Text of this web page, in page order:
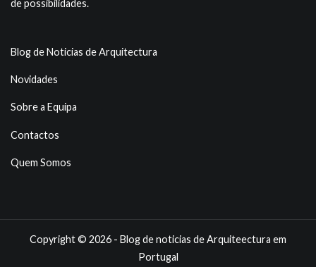
de possibilidades.
Blog de Noticias de Arquitectura
Novidades
Sobre a Equipa
Contactos
Quem Somos
Copyright © 2026 - Blog de noticias de Arquiteectura em
Portugal